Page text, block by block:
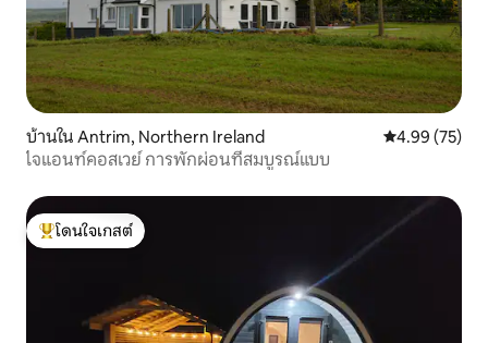
บ้านใน Antrim, Northern Ireland คะแนนเฉลี่ย
4.99 (75)
ไจแอนท์คอสเวย์ การพักผ่อนที่สมบูรณ์แบบ
โดนใจเกสต์ที่สุด
โดนใจเกสต์